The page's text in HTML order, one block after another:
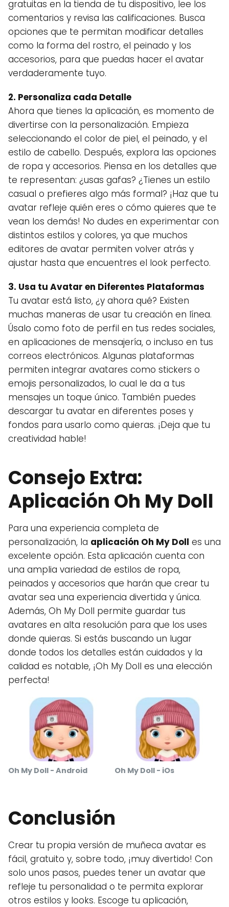
gratuitas en la tienda de tu dispositivo, lee los
comentarios y revisa las calificaciones. Busca
opciones que te permitan modificar detalles
como la forma del rostro, el peinado y los
accesorios, para que puedas hacer el avatar
verdaderamente tuyo.
2. Personaliza cada Detalle
Ahora que tienes la aplicación, es momento de
divertirse con la personalización. Empieza
seleccionando el color de piel, el peinado, y el
estilo de cabello. Después, explora las opciones
de ropa y accesorios. Piensa en los detalles que
te representan: ¿usas gafas? ¿Tienes un estilo
casual o prefieres algo más formal? ¡Haz que tu
avatar refleje quién eres o cómo quieres que te
vean los demás! No dudes en experimentar con
distintos estilos y colores, ya que muchos
editores de avatar permiten volver atrás y
ajustar hasta que encuentres el look perfecto.
3. Usa tu Avatar en Diferentes Plataformas
Tu avatar está listo, ¿y ahora qué? Existen
muchas maneras de usar tu creación en línea.
Úsalo como foto de perfil en tus redes sociales,
en aplicaciones de mensajería, o incluso en tus
correos electrónicos. Algunas plataformas
permiten integrar avatares como stickers o
emojis personalizados, lo cual le da a tus
mensajes un toque único. También puedes
descargar tu avatar en diferentes poses y
fondos para usarlo como quieras. ¡Deja que tu
creatividad hable!
Consejo Extra:
Aplicación Oh My Doll
Para una experiencia completa de
personalización, la aplicación Oh My Doll es una
excelente opción. Esta aplicación cuenta con
una amplia variedad de estilos de ropa,
peinados y accesorios que harán que crear tu
avatar sea una experiencia divertida y única.
Además, Oh My Doll permite guardar tus
avatares en alta resolución para que los uses
donde quieras. Si estás buscando un lugar
donde todos los detalles están cuidados y la
calidad es notable, ¡Oh My Doll es una elección
perfecta!
Oh My Doll - Android Oh My Doll - iOs
Conclusión
Crear tu propia versión de muñeca avatar es
fácil, gratuito y, sobre todo, ¡muy divertido! Con
solo unos pasos, puedes tener un avatar que
refleje tu personalidad o te permita explorar
otros estilos y looks. Escoge tu aplicación,